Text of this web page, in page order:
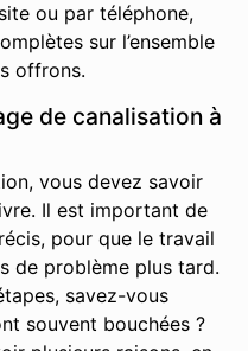
ou par téléphone,
sur l’ensemble
offrons.
de canalisation à
vous devez savoir
Il est important de
pour que le travail
de problème plus tard.
savez-vous
souvent bouchées ?